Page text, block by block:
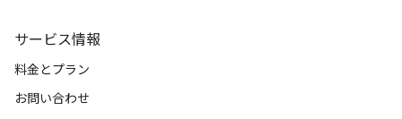
サービス情報
料金とプラン
お問い合わせ